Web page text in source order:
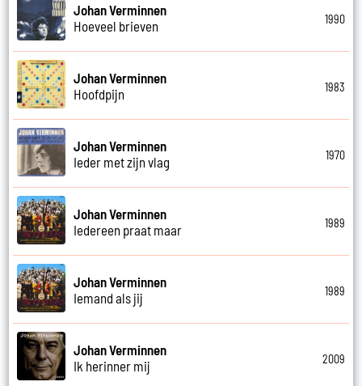
Johan Verminnen
Hoeveel brieven
1990
Johan Verminnen
Hoofdpijn
1983
Johan Verminnen
Ieder met zijn vlag
1970
Johan Verminnen
Iedereen praat maar
1989
Johan Verminnen
Iemand als jij
1989
Johan Verminnen
Ik herinner mij
2009